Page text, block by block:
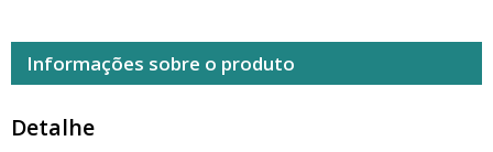
Informações sobre o produto
Detalhe